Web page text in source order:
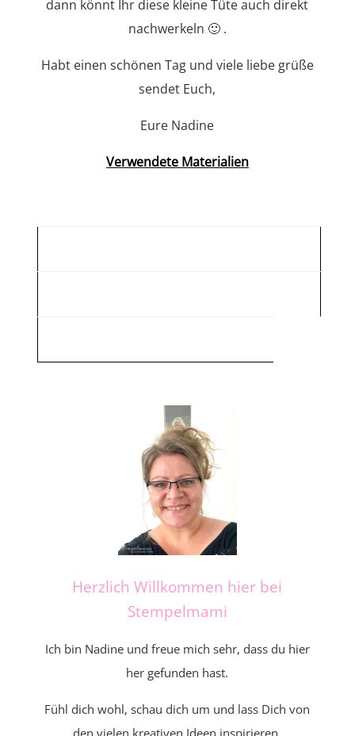
dann könnt Ihr diese kleine Tüte auch direkt
nachwerkeln 🙂 .
Habt einen schönen Tag und viele liebe grüße
sendet Euch,
Eure Nadine
Verwendete Materialien
Herzlich Willkommen hier bei
Stempelmami
Ich bin Nadine und freue mich sehr, dass du hier
her gefunden hast.
Fühl dich wohl, schau dich um und lass Dich von
den vielen kreativen Ideen inspirieren.